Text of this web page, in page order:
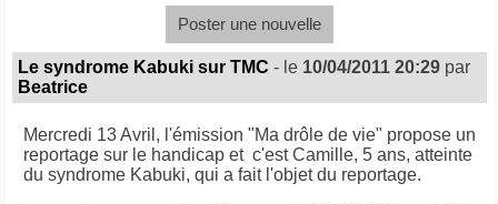
Poster une nouvelle
Le syndrome Kabuki sur TMC - le 10/04/2011 20:29par
Beatrice
Mercredi 13 Avril, l'émission "Ma drôle de vie" propose un
reportage sur le handicap et c'est Camille, 5 ans, atteinte
du syndrome Kabuki, qui a fait l'objet du reportage.